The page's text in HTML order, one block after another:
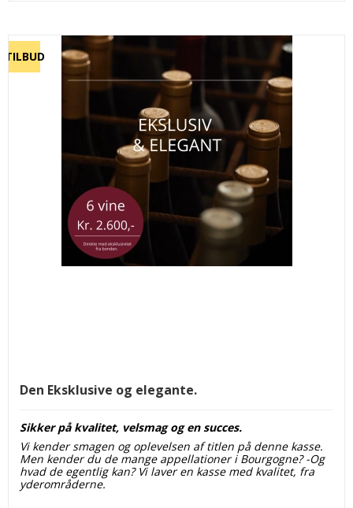
TILBUD
Den Eksklusive og elegante.
Sikker på kvalitet, velsmag og en succes.
Vi kender smagen og oplevelsen af titlen på denne kasse.
Men kender du de mange appellationer i Bourgogne? -Og
hvad de egentlig kan? Vi laver en kasse med kvalitet, fra
yderområderne.